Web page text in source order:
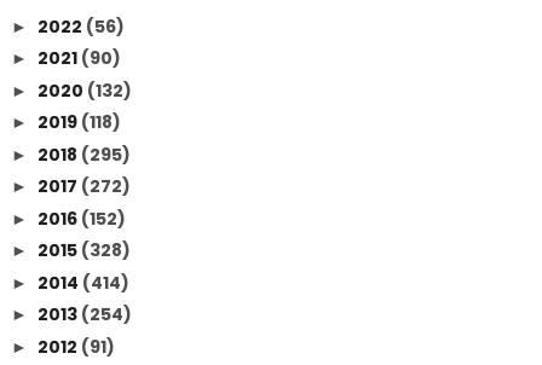
► 2022 (56)
► 2021 (90)
► 2020 (132)
► 2019 (118)
► 2018 (295)
► 2017 (272)
► 2016 (152)
► 2015 (328)
► 2014 (414)
► 2013 (254)
► 2012 (91)